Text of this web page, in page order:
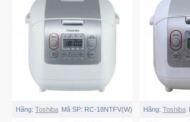
Hãng: Toshiba Mã SP: RC-18NTFV(W) Hãng: Toshiba